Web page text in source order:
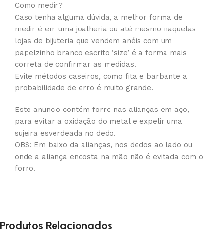
Como medir?
Caso tenha alguma dúvida, a melhor forma de
medir é em uma joalheria ou até mesmo naquelas
lojas de bijuteria que vendem anéis com um
papelzinho branco escrito ‘size’ é a forma mais
correta de confirmar as medidas.
Evite métodos caseiros, como fita e barbante a
probabilidade de erro é muito grande.
Este anuncio contém forro nas alianças em aço,
para evitar a oxidação do metal e expelir uma
sujeira esverdeada no dedo.
OBS: Em baixo da alianças, nos dedos ao lado ou
onde a aliança encosta na mão não é evitada com o
forro.
Produtos Relacionados